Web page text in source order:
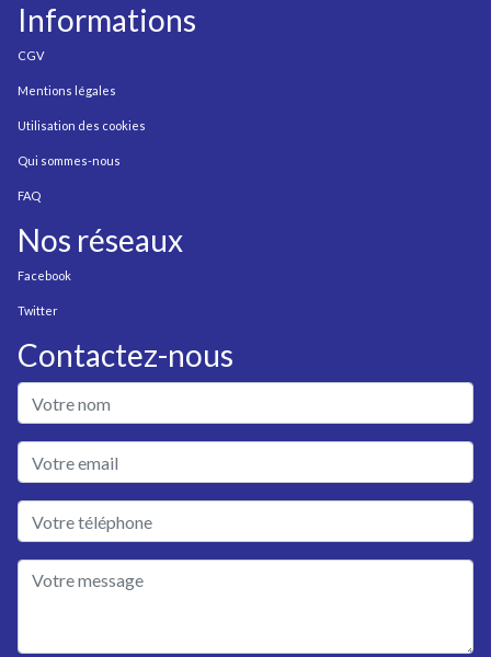
Informations
CGV
Mentions légales
Utilisation des cookies
Qui sommes-nous
FAQ
Nos réseaux
Facebook
Twitter
Contactez-nous